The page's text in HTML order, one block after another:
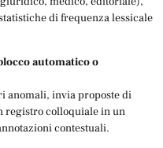
di frequenza lessicale
automatico o
anomali, invia proposte di
registro colloquiale in un
contestuali.